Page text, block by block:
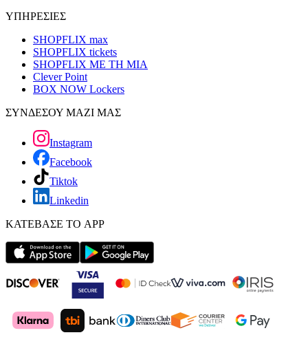
ΥΠΗΡΕΣΙΕΣ
SHOPFLIX max
SHOPFLIX tickets
SHOPFLIX ΜΕ ΤΗ ΜΙΑ
Clever Point
BOX NOW Lockers
ΣΥΝΔΕΣΟΥ ΜΑΖΙ ΜΑΣ
Instagram
Facebook
Tiktok
Linkedin
ΚΑΤΕΒΑΣΕ ΤΟ APP